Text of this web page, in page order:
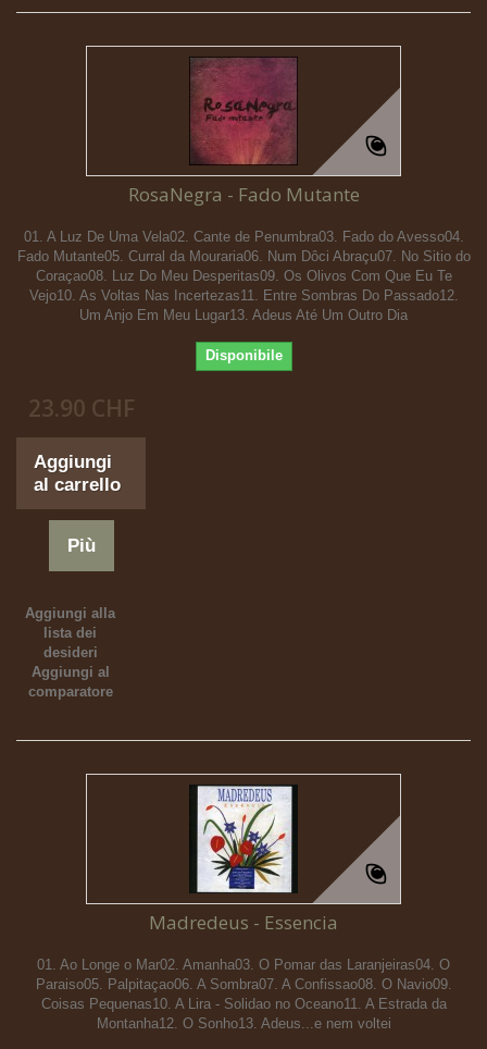
RosaNegra - Fado Mutante
01. A Luz De Uma Vela02. Cante de Penumbra03. Fado do Avesso04.
Fado Mutante05. Curral da Mouraria06. Num Dôci Abraçu07. No Sitio do
Coraçao08. Luz Do Meu Desperitas09. Os Olivos Com Que Eu Te
Vejo10. As Voltas Nas Incertezas11. Entre Sombras Do Passado12.
Um Anjo Em Meu Lugar13. Adeus Até Um Outro Dia
Disponibile
23.90 CHF
Aggiungi
al carrello
Più
Aggiungi alla
lista dei
desideri
Aggiungi al
comparatore
Madredeus - Essencia
01. Ao Longe o Mar02. Amanha03. O Pomar das Laranjeiras04. O
Paraiso05. Palpitaçao06. A Sombra07. A Confissao08. O Navio09.
Coisas Pequenas10. A Lira - Solidao no Oceano11. A Estrada da
Montanha12. O Sonho13. Adeus...e nem voltei